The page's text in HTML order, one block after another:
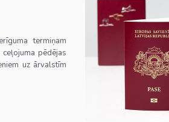
termiņam
pēdējas
uz ārvalstīm